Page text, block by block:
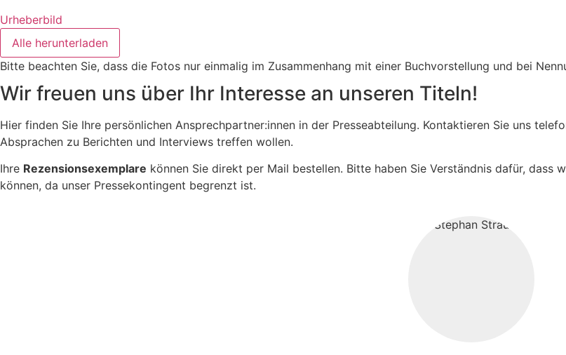
Urheberbild
Alle herunterladen
Bitte beachten Sie, dass die Fotos nur einmalig im Zusammenhang mit einer Buchvorstellung und bei
Wir freuen uns über Ihr Interesse an unseren Titeln!
Hier finden Sie Ihre persönlichen Ansprechpartner:innen in der Presseabteilung. Kontaktieren Sie uns
Absprachen zu Berichten und Interviews treffen wollen.
Ihre Rezensionsexemplare können Sie direkt per Mail bestellen. Bitte haben Sie Verständnis dafür,
können, da unser Pressekontingent begrenzt ist.